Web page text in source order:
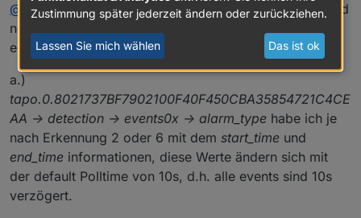
@daniellodann mal ein debug log per mail
tombox2020@gmail.com
debug angeworfen .. runter vor die cam und wieder
hoch .. und in eine mail kopiert.
Geht das so?
@ daniello @tomboxich habe den Adapter gelöscht und
neu installiert (0.5.2), jetzt werden auch events0x
erzeugt, siehe a.) b.)
a.)
tapo.0.8021737BF7902100F40F450CBA35854721C4CE
AA -> detection -> events0x -> alarm_type habe ich je
nach Erkennung 2 oder 6 mit dem start_time und
end_time informationen, diese Werte ändern sich mit
der default Polltime von 10s, d.h. alle events sind 10s
verzögert.
Zustimmung später jederzeit ändern oder zurückziehen.
Lassen Sie mich wählen Das ist ok